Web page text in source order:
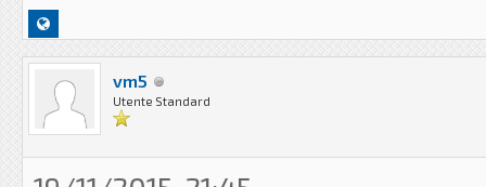
vm5
Utente Standard